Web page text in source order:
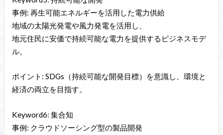
事例: 再生可能エネルギーを活用した電力供給
地域の太陽光発電や風力発電を活用し、
地元住民に安価で持続可能な電力を提供するビジネスモデ
ル。
ポイント: SDGs（持続可能な開発目標）を意識し、環境と
経済の両立を目指す。
Keyword6: 集合知
事例: クラウドソーシング型の製品開発